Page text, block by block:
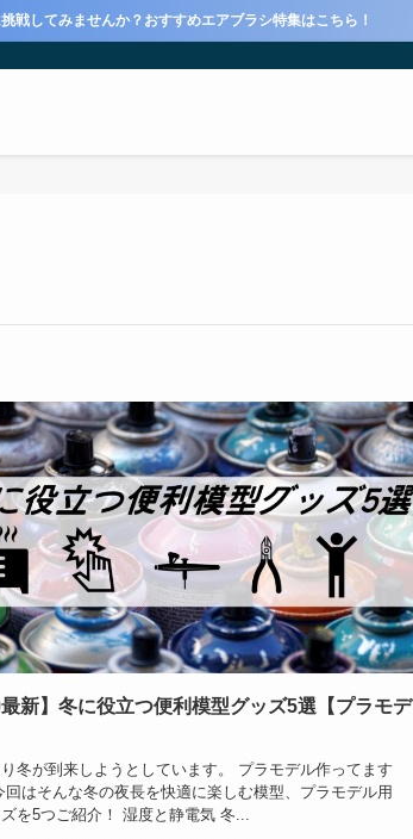
戦してみませんか？おすすめエアブラシ特集はこちら！
最新】冬に役立つ便利模型グッズ5選【プラモデ
冬が到来しようとしています。 プラモデル作ってます
回はそんな冬の夜長を快適に楽しむ模型、プラモデル用
を5つご紹介！ 湿度と静電気 冬...